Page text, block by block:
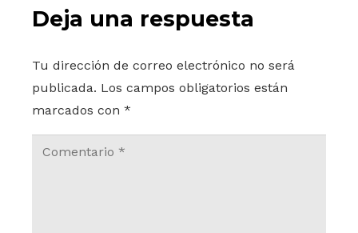
Deja una respuesta
Tu dirección de correo electrónico no será
publicada. Los campos obligatorios están
marcados con *